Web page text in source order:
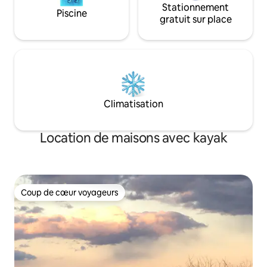
Piscine
Stationnement
gratuit sur place
Climatisation
Location de maisons avec kayak
Coup de cœur voyageurs
Coup de cœur voyageurs